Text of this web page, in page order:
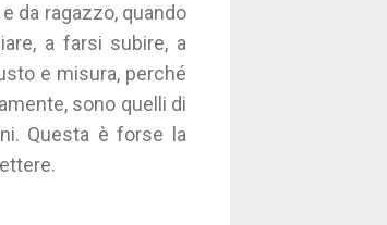
da ragazzo, quando
a farsi subire, a
e misura, perché
sono quelli di
Questa è forse la